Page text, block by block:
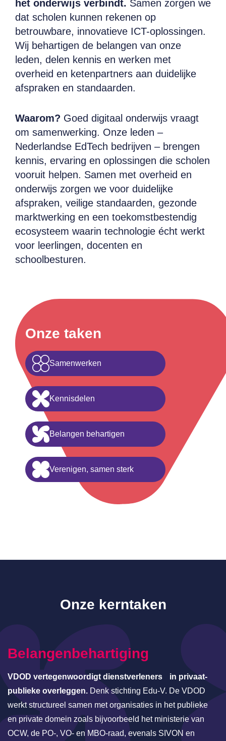
het onderwijs verbindt. Samen zorgen we
dat scholen kunnen rekenen op
betrouwbare, innovatieve ICT-oplossingen.
Wij behartigen de belangen van onze
leden, delen kennis en werken met
overheid en ketenpartners aan duidelijke
afspraken en standaarden.
Waarom? Goed digitaal onderwijs vraagt
om samenwerking. Onze leden –
Nederlandse EdTech bedrijven – brengen
kennis, ervaring en oplossingen die scholen
vooruit helpen. Samen met overheid en
onderwijs zorgen we voor duidelijke
afspraken, veilige standaarden, gezonde
marktwerking en een toekomstbestendig
ecosysteem waarin technologie écht werkt
voor leerlingen, docenten en
schoolbesturen.
Onze taken
Samenwerken
Kennisdelen
Belangen behartigen
Verenigen, samen sterk
Onze kerntaken
Belangenbehartiging
VDOD vertegenwoordigt dienstverleners in privaat-
publieke overleggen. Denk stichting Edu-V. De VDOD
werkt structureel samen met organisaties in het publieke
en private domein zoals bijvoorbeeld het ministerie van
OCW, de PO-, VO- en MBO-raad, evenals SIVON en